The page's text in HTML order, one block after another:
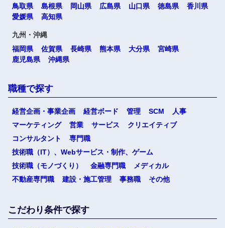
鳥取県
島根県 岡山県 広島県 山口県 徳島県
香川県
愛媛県
高知県
九州・沖縄
福岡県
佐賀県 長崎県 熊本県 大分県
宮崎県
鹿児島県
沖縄県
職種で探す
経営企画・事業企画 経営ボード 管理 SCM
人事
マーケティング
営業 サービス
クリエイティブ
コンサルタント
専門職
技術職（IT）、Webサービス・制作、ゲーム
技術職（モノづくり）
金融専門職
メディカル
不動産専門職
建設・施工管理 事務職 その他
こだわり条件で探す